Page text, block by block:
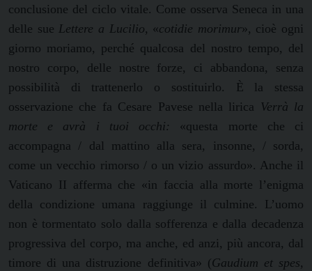
conclusione del ciclo vitale. Come osserva Seneca in una
delle sue Lettere a Lucilio, «cotidie morimur», cioè ogni
giorno moriamo, perché qualcosa del nostro tempo, del
nostro corpo, delle nostre forze, ci abbandona, senza
possibilità di trattenerlo o sostituirlo. È la stessa
osservazione che fa Cesare Pavese nella lirica Verrà la
morte e avrà i tuoi occhi: «questa morte che ci
accompagna / dal mattino alla sera, insonne, / sorda,
come un vecchio rimorso / o un vizio assurdo». Anche il
Vaticano II afferma che «in faccia alla morte l’enigma
della condizione umana raggiunge il culmine. L’uomo
non è tormentato solo dalla sofferenza e dalla decadenza
progressiva del corpo, ma anche, ed anzi, più ancora, dal
timore di una distruzione definitiva» ( Gaudium et spes,